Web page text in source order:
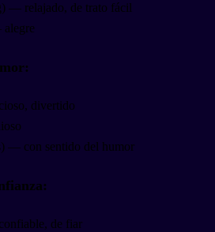
— relajado, de trato fácil
divertido
— con sentido del humor
de fiar